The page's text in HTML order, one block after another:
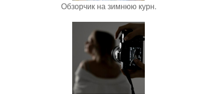
Обзорчик на зимнюю курн.